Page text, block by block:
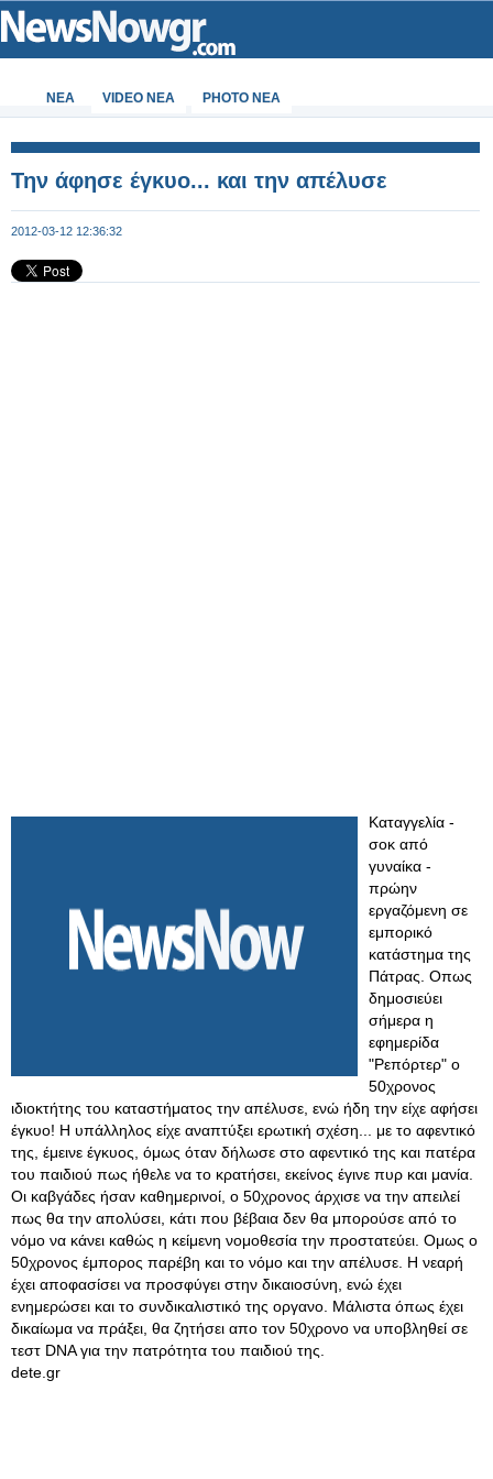
ΝΕΑ VIDEO NEA PHOTO NEA
Την άφησε έγκυο... και την απέλυσε
2012-03-12 12:36:32
Καταγγελία -
σοκ από
γυναίκα -
πρώην
εργαζόμενη σε
εμπορικό
κατάστημα της
Πάτρας. Οπως
δημοσιεύει
σήμερα η
εφημερίδα
"Ρεπόρτερ" ο
50χρονος
ιδιοκτήτης του καταστήματος την απέλυσε, ενώ ήδη την είχε αφήσει
έγκυο! Η υπάλληλος είχε αναπτύξει ερωτική σχέση... με το αφεντικό
της, έμεινε έγκυος, όμως όταν δήλωσε στο αφεντικό της και πατέρα
του παιδιού πως ήθελε να το κρατήσει, εκείνος έγινε πυρ και μανία.
Οι καβγάδες ήσαν καθημερινοί, ο 50χρονος άρχισε να την απειλεί
πως θα την απολύσει, κάτι που βέβαια δεν θα μπορούσε από το
νόμο να κάνει καθώς η κείμενη νομοθεσία την προστατεύει. Ομως ο
50χρονος έμπορος παρέβη και το νόμο και την απέλυσε. Η νεαρή
έχει αποφασίσει να προσφύγει στην δικαιοσύνη, ενώ έχει
ενημερώσει και το συνδικαλιστικό της οργανο. Μάλιστα όπως έχει
δικαίωμα να πράξει, θα ζητήσει απο τον 50χρονο να υποβληθεί σε
τεστ DNA για την πατρότητα του παιδιού της.
dete.gr